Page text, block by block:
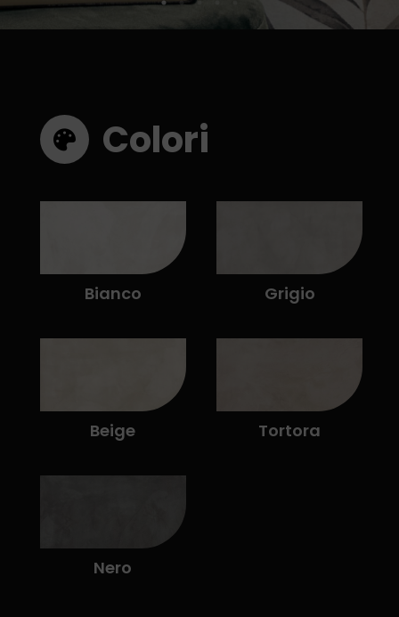
Colori
Bianco Grigio
Beige Tortora
Nero